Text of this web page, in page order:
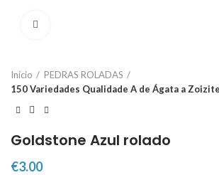
Início
PEDRAS ROLADAS
150 Variedades Qualidade A de Ágata a
Goldstone Azul rolado
€3.00